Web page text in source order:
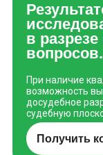
в
вопросов.
При наличие
возможность
досудебное
судебную
Получить